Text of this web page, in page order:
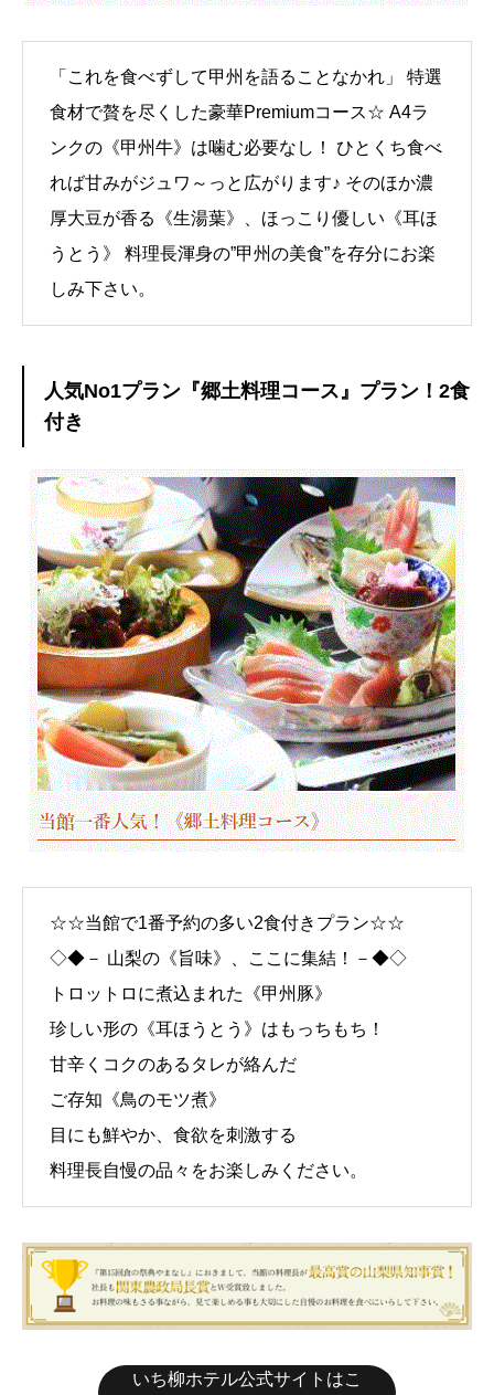
「これを食べずして甲州を語ることなかれ」 特選
食材で贅を尽くした豪華Premiumコース☆ A4ラ
ンクの《甲州牛》は噛む必要なし！ ひとくち食べ
れば甘みがジュワ～っと広がります♪ そのほか濃
厚大豆が香る《生湯葉》、ほっこり優しい《耳ほ
うとう》 料理長渾身の”甲州の美食”を存分にお楽
しみ下さい。
人気No1プラン『郷土料理コース』プラン！2食
付き
☆☆当館で1番予約の多い2食付きプラン☆☆
◇◆－ 山梨の《旨味》、ここに集結！－◆◇
トロットロに煮込まれた《甲州豚》
珍しい形の《耳ほうとう》はもっちもち！
甘辛くコクのあるタレが絡んだ
ご存知《鳥のモツ煮》
目にも鮮やか、食欲を刺激する
料理長自慢の品々をお楽しみください。
いち柳ホテル公式サイトはこ